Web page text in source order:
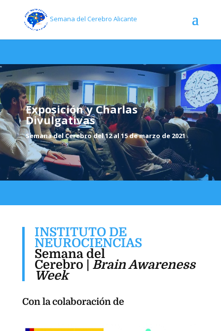
Semana del Cerebro Alicante
Exposición y Charlas
Divulgativas
Semana del Cerebro del 12 al 15 de marzo de 2021
INSTITUTO DE
NEUROCIENCIAS
Semana del
Cerebro | Brain Awareness
Week
Con la colaboración de